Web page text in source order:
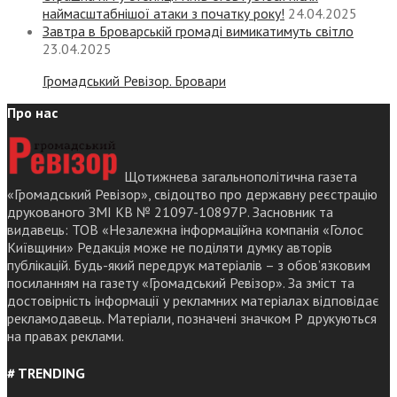
наймасштабнішої атаки з початку року! 24.04.2025
Завтра в Броварській громаді вимикатимуть світло
23.04.2025
Громадський Ревізор. Бровари
Про нас
Щотижнева загальнополітична газета
«Громадський Ревізор», свідоцтво про державну реєстрацію
друкованого ЗМІ КВ № 21097-10897Р. Засновник та
видавець: ТОВ «Незалежна інформаційна компанія «Голос
Київщини» Редакція може не поділяти думку авторів
публікацій. Будь-який передрук матеріалів – з обов’язковим
посиланням на газету «Громадський Ревізор». За зміст та
достовірність інформації у рекламних матеріалах відповідає
рекламодавець. Матеріали, позначені значком Р друкуються
на правах реклами.
# TRENDING